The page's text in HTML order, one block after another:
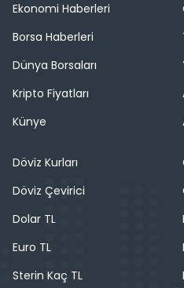
Ekonomi Haberleri
Borsa Haberleri
Dünya Borsaları
Kripto Fiyatları
Künye
Döviz Kurları
Döviz Çevirici
Dolar TL
Euro TL
Sterin Kaç TL